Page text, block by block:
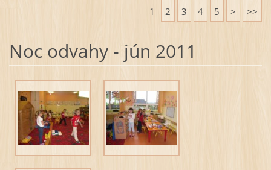
1 2 3 4 5 > >>
Noc odvahy - jún 2011